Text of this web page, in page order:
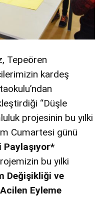
Tepeören
kardeş
“Düşle
projesinin bu yılki
Cumartesi günü
bu yılki
Değişikliği ve
Eyleme